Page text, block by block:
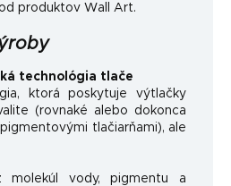
produktov Wall Art.
technológia tlače
ktorá poskytuje výtlačky
(rovnaké alebo dokonca
tlačiarňami), ale
molekúl vody, pigmentu a